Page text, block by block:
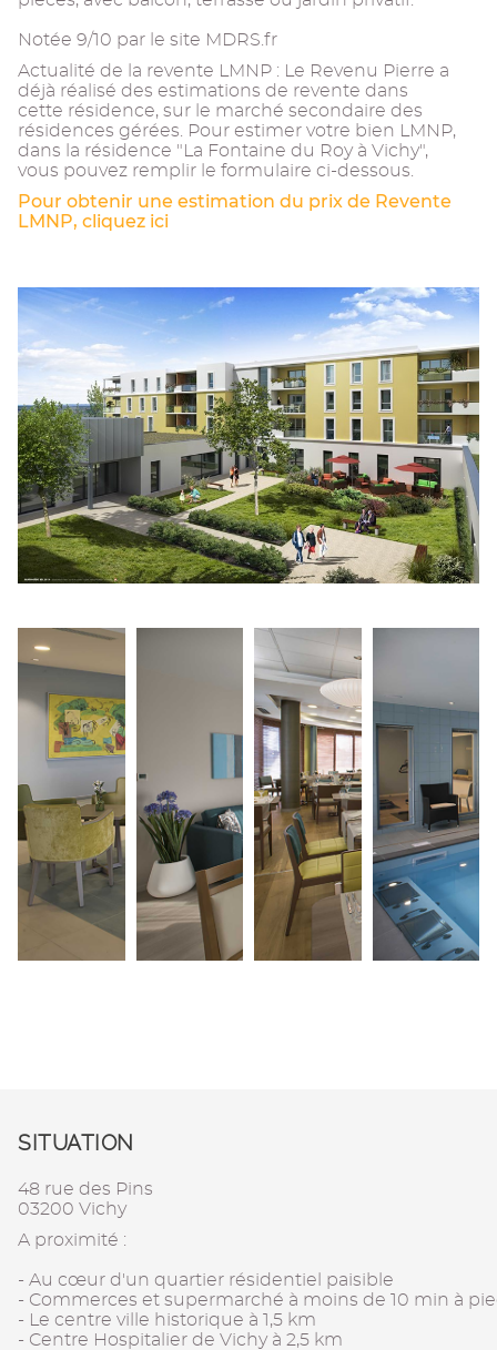
Notée 9/10 par le site MDRS.fr
Actualité de la revente LMNP : Le Revenu Pierre a
déjà réalisé des estimations de revente dans
cette résidence, sur le marché secondaire des
résidences gérées. Pour estimer votre bien LMNP,
dans la résidence "La Fontaine du Roy à Vichy",
vous pouvez remplir le formulaire ci-dessous.
Pour obtenir une estimation du prix de Revente
LMNP, cliquez ici
SITUATION
48 rue des Pins
03200 Vichy
A proximité :
- Au cœur d'un quartier résidentiel paisible
- Commerces et supermarché à moins de 10 min à
- Le centre ville historique à 1,5 km
- Centre Hospitalier de Vichy à 2,5 km